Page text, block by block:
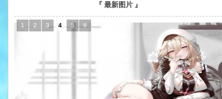
『 最新图片 』
1 2 3 4 5 6